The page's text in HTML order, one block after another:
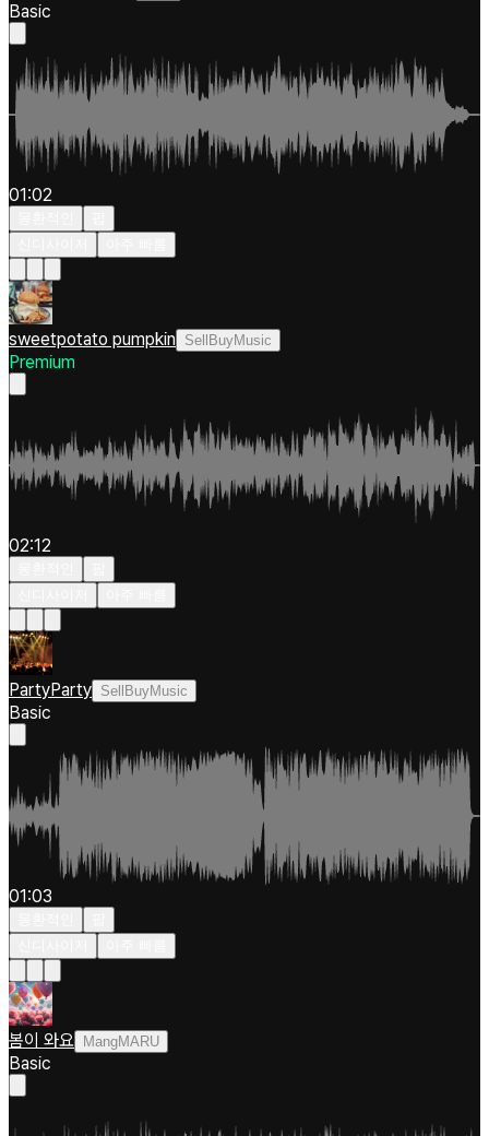
Basic
01:02
sweetpotato pumpkin SellBuyMusic
Premium
02:12
PartyParty SellBuyMusic
Basic
01:03
봄이 와요 MangMARU
Basic